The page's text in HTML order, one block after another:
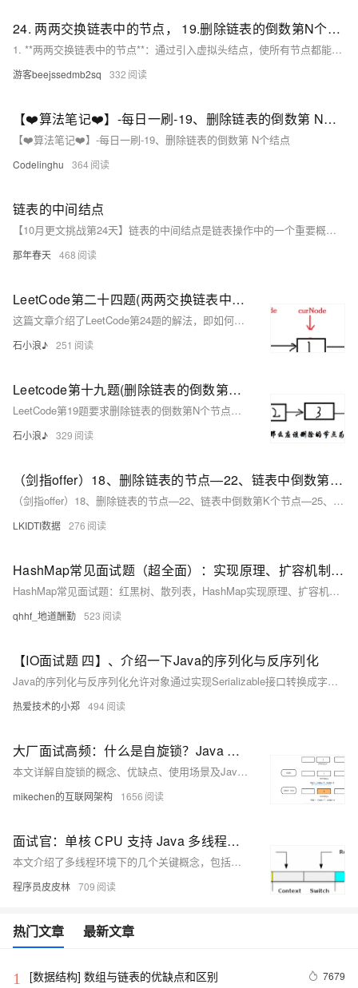
24. 两两交换链表中的节点， 19.删除链表的倒数第N个节点 ，面试题 02.07. 链表相交
1. **两两交换链表中的节点**：通过引入虚拟头结点，使所有节点都能采用统一的交换逻辑，避免对头结点单独处理。 2. **删除链表的倒数第N个节点**：利用双指针技巧，让快慢指针保持N个节点的距离，当快指针到达末尾时，慢指针正好指向待删除节点的前一个节点。 3. **链表相交**：先计算两链表长度并调整起点，确保从相同距离末尾的位置开始遍历，从而高效找到相交节点或确定无交点。 以上方法均在时间复杂度和空间复杂度上进行了优化，适合用于理解和掌握链表的基本操作及常见算法设计思路。
游客beejssedmb2sq 332
【❤️算法笔记❤️】-每日一刷-19、删除链表的倒数第 N个结点
【❤️算法笔记❤️】-每日一刷-19、删除链表的倒数第 N个结点
Codelinghu 364
链表的中间结点
【10月更文挑战第24天】链表的中间结点是链表操作中的一个重要概念，通过快慢指针法等方法可以高效地找到它。中间结点在数据分割、平衡检测、算法应用等方面都有着重要的意义。在实际编程中，理解和掌握寻找中间结点的方法对于解决链表相关问题具有重要价值。
那年春天 468
LeetCode第二十四题(两两交换链表中的节点)
这篇文章介绍了LeetCode第24题的解法，即如何通过使用三个指针（preNode, curNode, curNextNode）来两两交换链表中的节点，并提供了详细的代码实现。
石小浪♪ 251
Leetcode第十九题(删除链表的倒数第N个节点)
LeetCode第19题要求删除链表的倒数第N个节点，可以通过快慢指针法在一次遍历中实现。
石小浪♪ 329
（剑指offer）18、删除链表的节点—22、链表中倒数第K个节点—25、合并两个排序的链表—52、两个链表的第一个公共节点（2021.12.07）
（剑指offer）18、删除链表的节点—22、链表中倒数第K个节点—25、合并两个排序的链表—52、两个链表的第一个公共节点（2021.12.07）
LKIDTI数据 276
HashMap常见面试题（超全面）：实现原理、扩容机制、链表何时升级为红黑树、死循环
HashMap常见面试题：红黑树、散列表，HashMap实现原理、扩容机制，HashMap的jd1.7与jdk1.8有什么区别，寻址算法、链表何时升级为红黑树、死循环
qhhf_地道酬勤 523
【IO面试题 四】、介绍一下Java的序列化与反序列化
Java的序列化与反序列化允许对象通过实现Serializable接口转换成字节序列并存储或传输，之后可以通过ObjectInputStream和ObjectOutputStream的方法将这些字节序列恢复成对象。
热爱技术的小郑 494
大厂面试高频：什么是自旋锁？Java 实现自旋锁的原理？
本文详解自旋锁的概念、优缺点、使用场景及Java实现。关注【mikechen的互联网架构】，10年+BAT架构经验倾囊相授。
mikechen的互联网架构 1656
面试官：单核 CPU 支持 Java 多线程吗？为什么？被问懵了！
本文介绍了多线程环境下的几个关键概念，包括时间片、超线程、上下文切换及其影响因素，以及线程调度的两种方式——抢占式调度和协同式调度。文章还讨论了减少上下文切换次数以提高多线程程序效率的方法，如无锁并发编程、使用CAS算法等，并提出了合理的线程数量配置策略，以平衡CPU利用率和线程切换开销。
程序员皮皮林 709
热门文章 最新文章
1 [数据结构] 数组与链表的优缺点和区别 7679